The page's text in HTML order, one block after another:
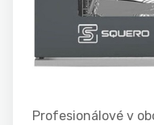
Profesionálové v